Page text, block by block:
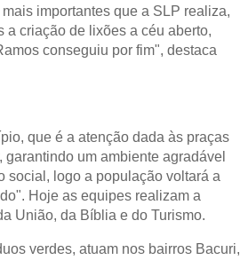
importantes que a SLP realiza,
a criação de lixões a céu aberto,
conseguiu por fim", destaca
que é a atenção dada às praças
um ambiente agradável
social, logo a população voltará a
Hoje as equipes realizam a
União, da Bíblia e do Turismo.
verdes, atuam nos bairros Bacuri,